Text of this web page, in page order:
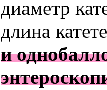
диаметр
длина
и